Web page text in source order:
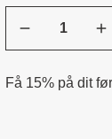
Få 15% på dit